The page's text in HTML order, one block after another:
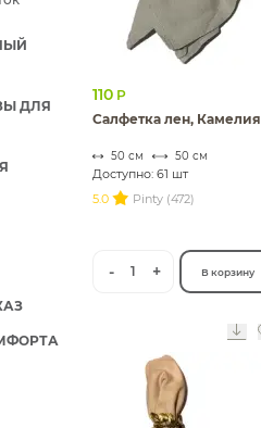
ОБОРУДОВАНИЕ
ДЛЯ
110 Р
Салфетка лен, Камелия
50 см 50 см
Доступно: 61 шт
5.0
Pinty (472)
- 1 + В корзину